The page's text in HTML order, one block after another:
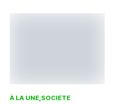
À LA UNE SOCIETE